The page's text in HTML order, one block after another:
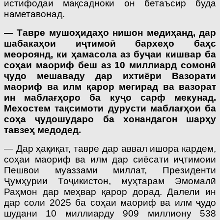
истифодаи мақсадноки он бетаъсир буда
наметавонад.
— Тавре мушоҳидаҳо нишон медиҳанд, дар
шабакаҳои иҷтимоӣ бархеҳо баҳс
меороянд, ки ҳамасола аз буҷаи кишвар ба
соҳаи маориф беш аз 10 миллиард сомонӣ
ҷудо мешаваду дар ихтиёри Вазорати
маориф ва илм қарор мегирад ва вазорат
ин маблағҳоро ба куҷо сарф мекунад.
Мехостем тақсимоти дурусти маблағҳои ба
соҳа ҷудошударо ба хонандагон шарҳу
тавзеҳ медодед.
— Дар ҳақиқат, тавре дар аввал ишора кардем,
соҳаи маориф ва илм дар сиёсати иҷтимоии
Пешвои муаззами миллат, Президенти
Ҷумҳурии Тоҷикистон, муҳтарам Эмомалӣ
Раҳмон дар меҳвар қарор дорад. Далели ин
дар соли 2025 ба соҳаи маориф ва илм ҷудо
шудани 10 миллиарду 909 миллиону 538